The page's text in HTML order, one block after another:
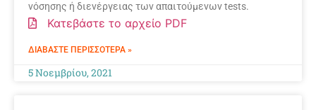
νόσησης ή διενέργειας των απαιτούμενων tests.
Κατεβάστε το αρχείο PDF
ΔΙΑΒΆΣΤΕ ΠΕΡΙΣΣΌΤΕΡΑ »
5 Νοεμβρίου, 2021